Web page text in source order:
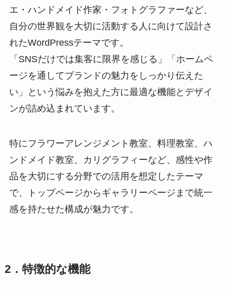
エ・ハンドメイド作家・フォトグラファーなど、
自分の世界観を大切に活動する人に向けて設計さ
れたWordPressテーマです。
「SNSだけでは集客に限界を感じる」「ホームペ
ージを通してブランドの魅力をしっかり伝えた
い」という悩みを抱えた方に最適な機能とデザイ
ンが詰め込まれています。
特にフラワーアレンジメント教室、料理教室、ハ
ンドメイド教室、カリグラフィーなど、感性や作
品を大切にする分野での活用を想定したテーマ
で、トップページからギャラリーページまで統一
感を持たせた構成が魅力です。
2．特徴的な機能